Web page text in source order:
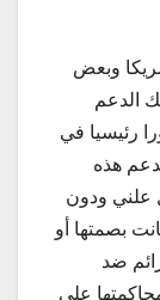
وبعض
الدعم
رئيسيا في
هذه
علني ودون
بصمتها أو
ضد
على